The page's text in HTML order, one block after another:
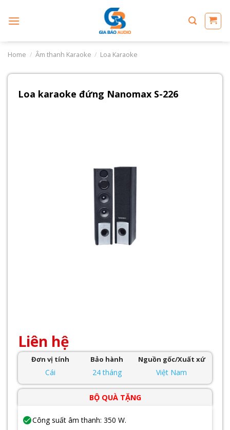
Home / Âm thanh Karaoke / Loa Karaoke
Loa karaoke đứng Nanomax S-226
Liên hệ
Đơn vị tính
Cái
Bảo hành
24 tháng
Nguồn gốc/Xuất xứ
Việt Nam
BỘ QUÀ TẶNG
Công suất âm thanh: 350 W.